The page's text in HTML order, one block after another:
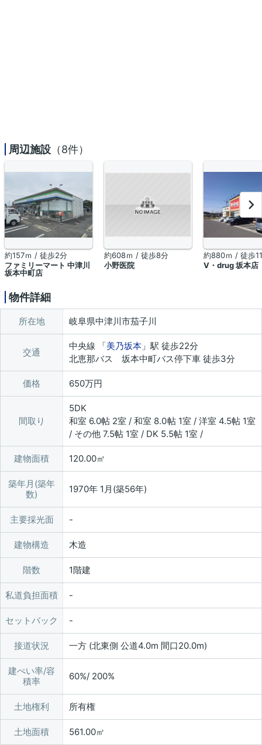
周辺施設 （8件）
約157ｍ / 徒歩2分
ファミリーマート 中津川
坂本中町店
約608ｍ / 徒歩8分
小野医院
約880ｍ / 徒歩
V・drug 坂本店
物件詳細
所在地 岐阜県中津川市茄子川
交通
中央線 「美乃坂本 」駅 徒歩22分
北恵那バス 坂本中町バス停下車 徒歩3分
価格 650万円
間取り
5DK
和室 6.0帖 2室 / 和室 8.0帖 1室 / 洋室 4.5帖 1室
/ その他 7.5帖 1室 / DK 5.5帖 1室 /
建物面積 120.00㎡
築年月(築年
数)
1970年 1月(築56年)
主要採光面
建物構造 木造
階数 1階建
私道負担面積
セットバック
接道状況 一方 (北東側 公道4.0m 間口20.0m)
建ぺい率/容
積率
60%/ 200%
土地権利 所有権
土地面積 561.00㎡